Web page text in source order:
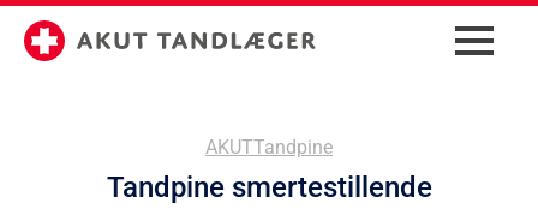
AKUTTandpine
Tandpine smertestillende